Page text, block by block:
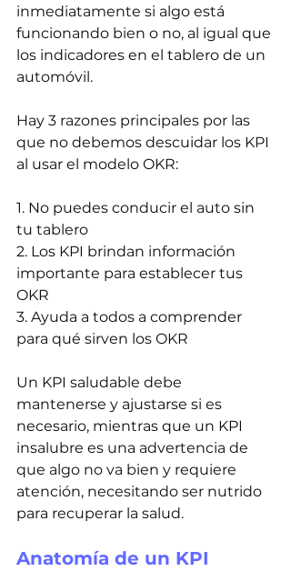
inmediatamente si algo está
funcionando bien o no, al igual que
los indicadores en el tablero de un
automóvil.
Hay 3 razones principales por las
que no debemos descuidar los KPI
al usar el modelo OKR:
1. No puedes conducir el auto sin
tu tablero
2. Los KPI brindan información
importante para establecer tus
OKR
3. Ayuda a todos a comprender
para qué sirven los OKR
Un KPI saludable debe
mantenerse y ajustarse si es
necesario, mientras que un KPI
insalubre es una advertencia de
que algo no va bien y requiere
atención, necesitando ser nutrido
para recuperar la salud.
Anatomía de un KPI